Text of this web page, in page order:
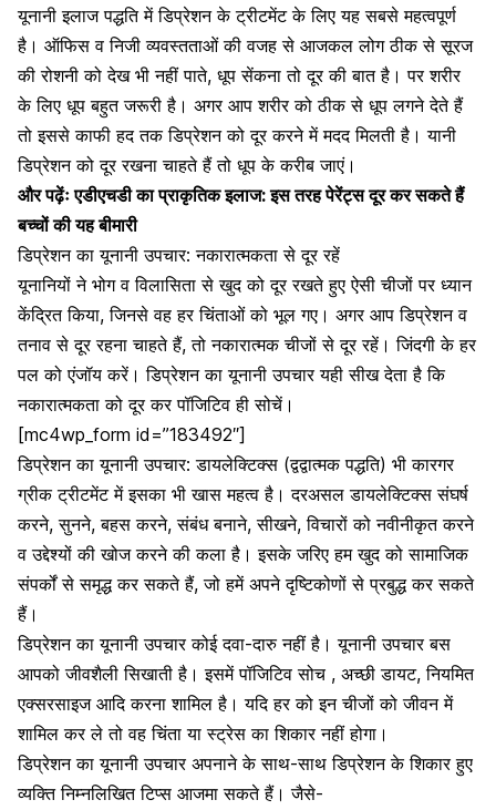
यूनानी इलाज पद्धति में डिप्रेशन के ट्रीटमेंट के लिए यह सबसे महत्वपूर्ण
है। ऑफिस व निजी व्यवस्तताओं की वजह से आजकल लोग ठीक से सूरज
की रोशनी को देख भी नहीं पाते, धूप सेंकना तो दूर की बात है। पर शरीर
के लिए धूप बहुत जरूरी है। अगर आप शरीर को ठीक से धूप लगने देते हैं
तो इससे काफी हद तक डिप्रेशन को दूर करने में मदद मिलती है। यानी
डिप्रेशन को दूर रखना चाहते हैं तो धूप के करीब जाएं।
और पढ़ेंःएडीएचडी का प्राकृतिक इलाज: इस तरह पेरेंट्स दूर कर सकते हैं
बच्चों की यह बीमारी
डिप्रेशन का यूनानी उपचार: नकारात्मकता से दूर रहें
यूनानियों ने भोग व विलासिता से खुद को दूर रखते हुए ऐसी चीजों पर ध्यान
केंद्रित किया, जिनसे वह हर चिंताओं को भूल गए। अगर आप डिप्रेशन व
तनाव से दूररहना चाहते हैं, तो नकारात्मक चीजों से दूर रहें। जिंदगी के हर
पल को एंजॉय करें। डिप्रेशन का यूनानी उपचार यही सीख देता है कि
नकारात्मकता को दूर कर पॉजिटिव ही सोचें।
[mc4wp_form id=”183492″]
डिप्रेशन का यूनानी उपचार: डायलेक्टिक्स (द्वद्वात्मक पद्धति) भी कारगर
ग्रीक ट्रीटमेंट में इसका भी खास महत्व है। दरअसल डायलेक्टिक्स संघर्ष
करने, सुनने, बहस करने, संबंध बनाने, सीखने, विचारों को नवीनीकृत करने
व उद्देश्यों की खोज करने की कला है। इसके जरिए हम खुद को सामाजिक
संपर्कों से समृद्ध कर सकते हैं, जो हमें अपने दृष्टिकोणों से प्रबुद्ध कर सकते
हैं।
डिप्रेशन का यूनानी उपचार कोई दवा-दारु नहीं है। यूनानी उपचार बस
आपको जीवशैली सिखाती है। इसमेंपॉजिटिव सोच , अच्छी डायट, नियमित
एक्सरसाइज आदि करना शामिल है। यदि हर को इन चीजों को जीवन में
शामिल कर ले तो वह चिंता या स्ट्रेस का शिकार नहीं होगा।
डिप्रेशन का यूनानी उपचार अपनाने के साथ-साथडिप्रेशन के शिकार हुए
व्यक्ति निम्नलिखित टिप्स आजमा सकते हैं। जैसे-